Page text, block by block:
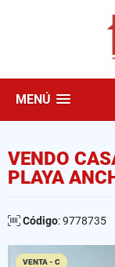
MENÚ
VENDO
PLAYA
Código: 9778735
VENTA - C